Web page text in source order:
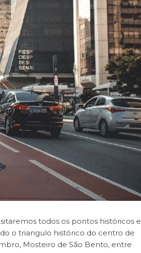
todos os pontos históricos e
o triangulo histórico do centro de
Mosteiro de São Bento, entre